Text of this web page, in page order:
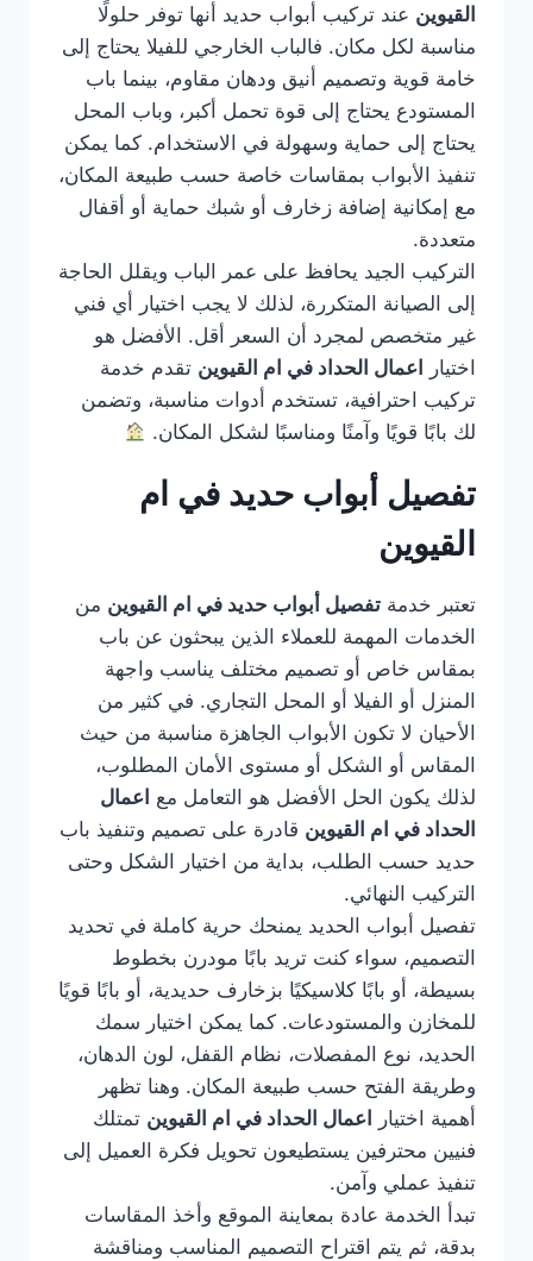
القيوين عند تركيب أبواب حديد أنها توفر حلولًا
مناسبة لكل مكان. فالباب الخارجي للفيلا يحتاج إلى
خامة قوية وتصميم أنيق ودهان مقاوم، بينما باب
المستودع يحتاج إلى قوة تحمل أكبر، وباب المحل
يحتاج إلى حماية وسهولة في الاستخدام. كما يمكن
تنفيذ الأبواب بمقاسات خاصة حسب طبيعة المكان،
مع إمكانية إضافة زخارف أو شبك حماية أو أقفال
متعددة.
التركيب الجيد يحافظ على عمر الباب ويقلل الحاجة
إلى الصيانة المتكررة، لذلك لا يجب اختيار أي فني
غير متخصص لمجرد أن السعر أقل. الأفضل هو
اختيار
اعمال الحداد في ام القيوين تقدم خدمة
تركيب احترافية، تستخدم أدوات مناسبة، وتضمن
لك بابًا قويًا وآمنًا ومناسبًا لشكل المكان.
تفصيل أبواب حديد في ام
القيوين
تعتبر خدمة تفصيل أبواب حديد في ام القيوين من
الخدمات المهمة للعملاء الذين يبحثون عن باب
بمقاس خاص أو تصميم مختلف يناسب واجهة
المنزل أو الفيلا أو المحل التجاري. في كثير من
الأحيان لا تكون الأبواب الجاهزة مناسبة من حيث
المقاس أو الشكل أو مستوى الأمان المطلوب،
لذلك يكون الحل الأفضل هو التعامل مع اعمال
الحداد في ام القيوين قادرة على تصميم وتنفيذ باب
حديد حسب الطلب، بداية من اختيار الشكل وحتى
التركيب النهائي.
تفصيل أبواب الحديد يمنحك حرية كاملة في تحديد
التصميم، سواء كنت تريد بابًا مودرن بخطوط
بسيطة، أو بابًا كلاسيكيًا بزخارف حديدية، أو بابًا قويًا
للمخازن والمستودعات. كما يمكن اختيار سمك
الحديد، نوع المفصلات، نظام القفل، لون الدهان،
وطريقة الفتح حسب طبيعة المكان. وهنا تظهر
أهمية اختيار
اعمال الحداد في ام القيوين تمتلك
فنيين محترفين يستطيعون تحويل فكرة العميل إلى
تنفيذ عملي وآمن.
تبدأ الخدمة عادة بمعاينة الموقع وأخذ المقاسات
بدقة، ثم يتم اقتراح التصميم المناسب ومناقشة